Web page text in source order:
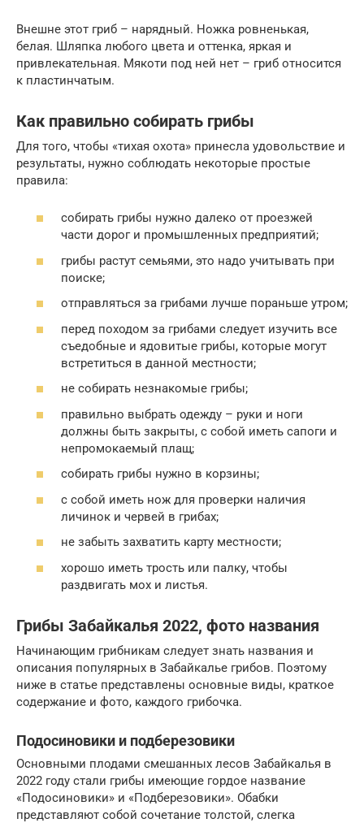
Внешне этот гриб – нарядный. Ножка ровненькая,
белая. Шляпка любого цвета и оттенка, яркая и
привлекательная. Мякоти под ней нет – гриб относится
к пластинчатым.
Как правильно собирать грибы
Для того, чтобы «тихая охота» принесла удовольствие и
результаты, нужно соблюдать некоторые простые
правила:
собирать грибы нужно далеко от проезжей
части дорог и промышленных предприятий;
грибы растут семьями, это надо учитывать при
поиске;
отправляться за грибами лучше пораньше утром;
перед походом за грибами следует изучить все
съедобные и ядовитые грибы, которые могут
встретиться в данной местности;
не собирать незнакомые грибы;
правильно выбрать одежду – руки и ноги
должны быть закрыты, с собой иметь сапоги и
непромокаемый плащ;
собирать грибы нужно в корзины;
с собой иметь нож для проверки наличия
личинок и червей в грибах;
не забыть захватить карту местности;
хорошо иметь трость или палку, чтобы
раздвигать мох и листья.
Грибы Забайкалья 2022, фото названия
Начинающим грибникам следует знать названия и
описания популярных в Забайкалье грибов. Поэтому
ниже в статье представлены основные виды, краткое
содержание и фото, каждого грибочка.
Подосиновики и подберезовики
Основными плодами смешанных лесов Забайкалья в
2022 году стали грибы имеющие гордое название
«Подосиновики» и «Подберезовики». Обабки
представляют собой сочетание толстой, слегка